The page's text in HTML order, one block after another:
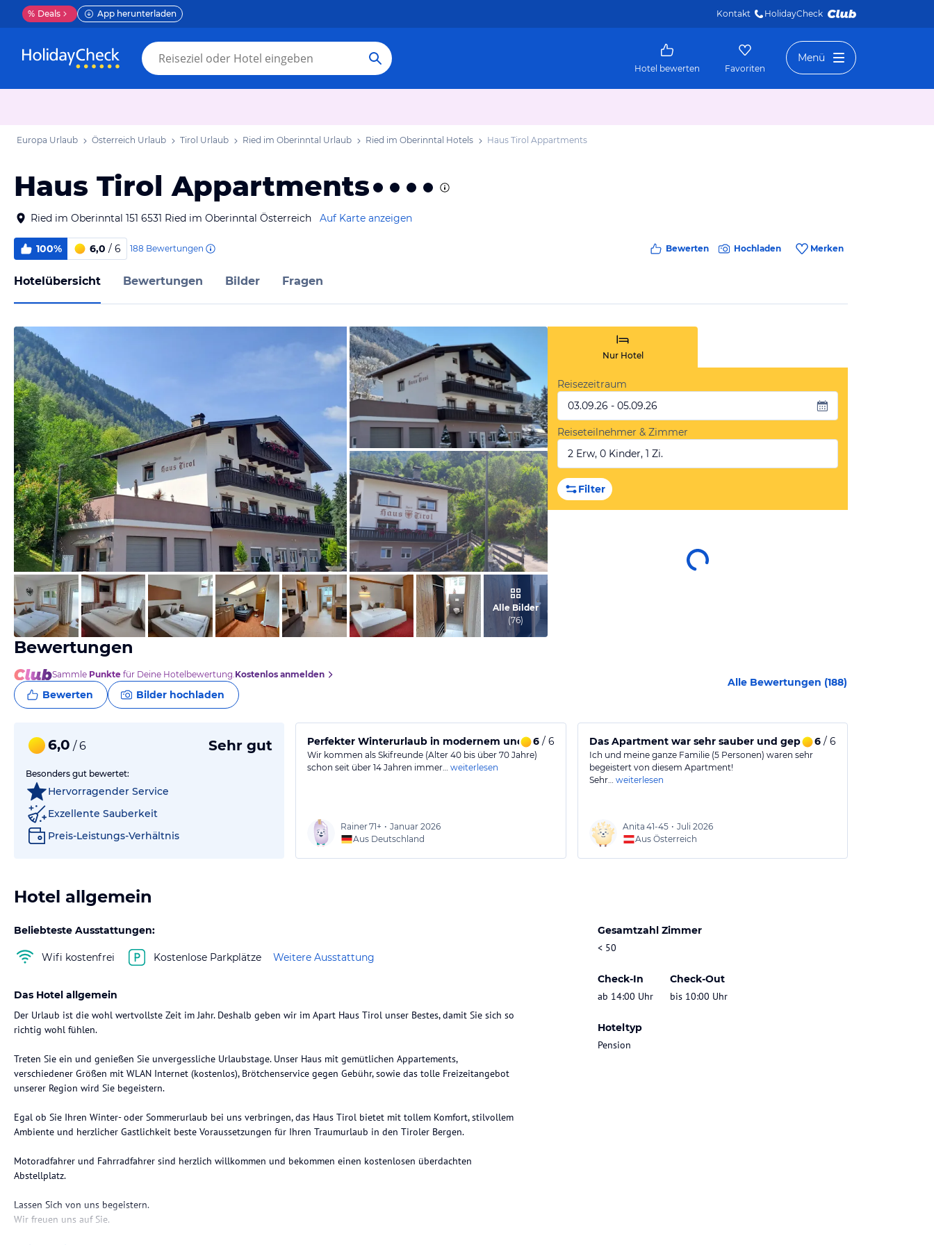
% Deals App herunterladen Kontakt HolidayCheck
Hotel bewerten Favoriten
Menü
Europa Urlaub Österreich Urlaub Tirol Urlaub Ried im Oberinntal Urlaub Ried im Oberinntal Hotels Haus Tirol Appartments
Haus Tirol Appartments
Ried im Oberinntal 151 6531 Ried im Oberinntal Österreich Auf Karte anzeigen
100% 6,0 / 6 188 Bewertungen Bewerten Hochladen Merken
Hotelübersicht Bewertungen Bilder Fragen
vom Hotelier, Juni 2023
vom Hotelier, März 2019
vom Hotelier, Juni 2023
Alle Bilder
(76)
Nur Hotel
Reisezeitraum
03.09.26 - 05.09.26
Reiseteilnehmer & Zimmer
2 Erw, 0 Kinder, 1 Zi.
Filter
Bewertungen
Sammle Punkte für Deine Hotelbewertung.Kostenlos anmelden
Bewerten Bilder hochladen
Alle Bewertungen (188)
6,0 / 6 Sehr gut
Besonders gut bewertet:
Hervorragender Service
Exzellente Sauberkeit
Preis-Leistungs-Verhältnis
Perfekter Winterurlaub in modernem und gemütlichem Appartment, rundum zufrieden
6/ 6
Wir kommen als Skifreunde (Alter 40 bis über 70 Jahre)
schon seit über 14 Jahren immer… weiterlesen
Rainer71+ • Januar 2026
Aus Deutschland
Das Apartment war sehr sauber und gepflegt für unsere Familie.
6/ 6
Ich und meine ganze Familie (5 Personen) waren sehr
begeistert von diesem Apartment!
Sehr… weiterlesen
Anita 41-45 • Juli 2026
Aus Österreich
Hotel allgemein
Beliebteste Ausstattungen:
Wifi kostenfrei Kostenlose Parkplätze Weitere Ausstattung
Gesamtzahl Zimmer
< 50
Check-In
ab 14:00 Uhr
Check-Out
bis 10:00 Uhr
Hoteltyp
Pension
Das Hotel allgemein
Der Urlaub ist die wohl wertvollste Zeit im Jahr. Deshalb geben wir im Apart Haus Tirol unser Bestes, damit Sie sich so
richtig wohl fühlen.
Treten Sie ein und genießen Sie unvergessliche Urlaubstage. Unser Haus mit gemütlichen Appartements,
verschiedener Größen mit WLAN Internet (kostenlos), Brötchenservice gegen Gebühr, sowie das tolle Freizeitangebot
unserer Region wird Sie begeistern.
Egal ob Sie Ihren Winter- oder Sommerurlaub bei uns verbringen, das Haus Tirol bietet mit tollem Komfort, stilvollem
Ambiente und herzlicher Gastlichkeit beste Voraussetzungen für Ihren Traumurlaub in den Tiroler Bergen.
Motoradfahrer und Fahrradfahrer sind herzlich willkommen und bekommen einen kostenlosen überdachten
Abstellplatz.
Lassen Sich von uns begeistern.
Wir freuen uns auf Sie.